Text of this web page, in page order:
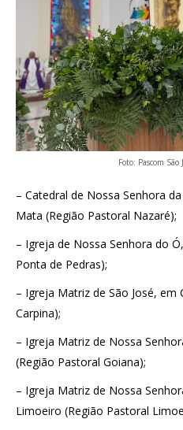
Foto: Pascom
– Catedral de Nossa Senhora
Mata (Região Pastoral Nazaré);
– Igreja de Nossa Senhora do
Ponta de Pedras);
– Igreja Matriz de São José, em
Carpina);
– Igreja Matriz de Nossa
(Região Pastoral Goiana);
– Igreja Matriz de Nossa
Limoeiro (Região Pastoral